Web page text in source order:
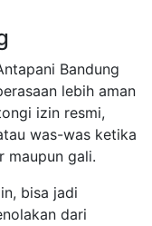
Bandung
lebih aman
izin resmi,
was-was ketika
maupun gali.
bisa jadi
dari